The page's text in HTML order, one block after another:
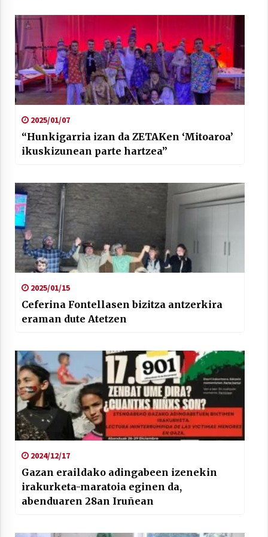
Arrosaren laburpen bideoa Hamaika
Telebistaren eskutik
2025/01/07
“Hunkigarria izan da ZETAKen ‘Mitoaroa’
ikuskizunean parte hartzea”
2025/01/15
Ceferina Fontellasen bizitza antzerkira
eraman dute Atetzen
2024/12/17
Gazan eraildako adingabeen izenekin
irakurketa-maratoia eginen da,
abenduaren 28an Iruñean